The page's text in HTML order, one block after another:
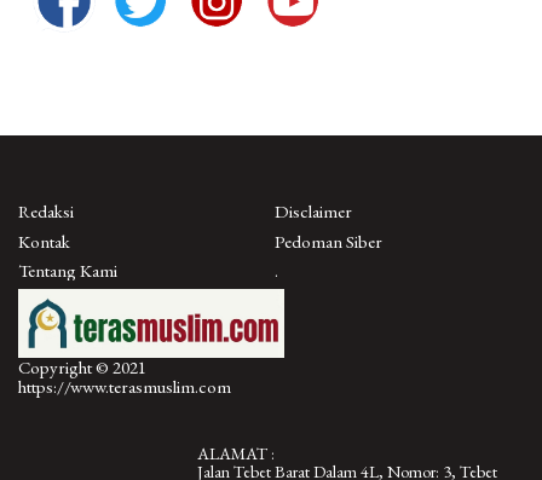
Redaksi
Kontak
Tentang Kami
Disclaimer
Pedoman Siber
.
Copyright © 2021
https://www.terasmuslim.com
ALAMAT :
Jalan Tebet Barat Dalam 4L, Nomor: 3, Tebet